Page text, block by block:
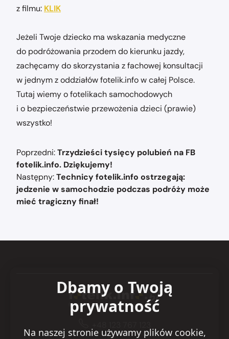
z filmu: KLIK
Jeżeli Twoje dziecko ma wskazania medyczne
do podróżowania przodem do kierunku jazdy,
zachęcamy do skorzystania z fachowej konsultacji
w jednym z oddziałów fotelik.info w całej Polsce.
Tutaj wiemy o fotelikach samochodowych
i o bezpieczeństwie przewożenia dzieci (prawie)
wszystko!
Nawigacja
wpisu
Poprzedni:Trzydzieści tysięcy polubień na FB
fotelik.info. Dziękujemy!
Następny:Technicy fotelik.info ostrzegają:
jedzenie w samochodzie podczas podróży może
mieć tragiczny finał!
Dbamy o Twoją
prywatność
Na naszej stronie używamy plików cookie,